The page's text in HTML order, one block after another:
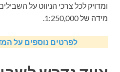
ומדויק לכל צרכי הניווט על
מידה של 1:250,000.
לפרטים נוספים על